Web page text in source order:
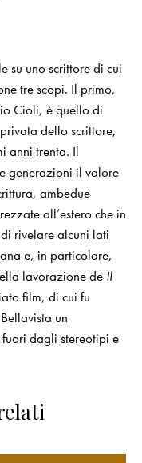
su uno scrittore di cui
tre scopi. Il primo,
Cioli, è quello di
dello scrittore,
anni trenta. Il
generazioni il valore
ambedue
all’estero che in
rivelare alcuni lati
e, in particolare,
lavorazione de Il
film, di cui fu
un
dagli stereotipi e